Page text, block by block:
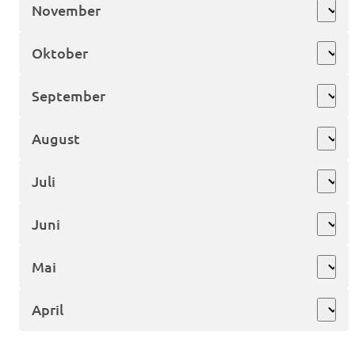
expand_more
November
expand_more
Oktober
expand_more
September
expand_more
August
expand_more
Juli
expand_more
Juni
expand_more
Mai
expand_more
April